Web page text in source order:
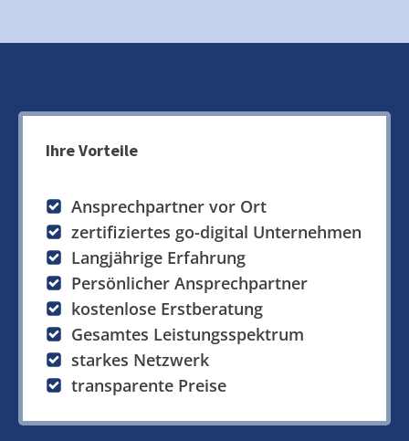
Ihre Vorteile
Ansprechpartner vor Ort
zertifiziertes go-digital Unternehmen
Langjährige Erfahrung
Persönlicher Ansprechpartner
kostenlose Erstberatung
Gesamtes Leistungsspektrum
starkes Netzwerk
transparente Preise